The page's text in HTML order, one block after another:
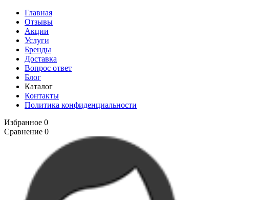
Главная
Отзывы
Акции
Услуги
Бренды
Доставка
Вопрос ответ
Блог
Каталог
Контакты
Политика конфиденциальности
Избранное 0
Сравнение 0